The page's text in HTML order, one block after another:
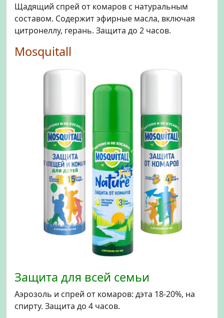
Щадящий спрей от комаров с натуральным
составом. Содержит эфирные масла, включая
цитронеллу, герань. Защита до 2 часов.
Mosquitall
Защита для всей семьи
Аэрозоль и спрей от комаров: дэта 18-20%, на
спирту. Защита до 4 часов.